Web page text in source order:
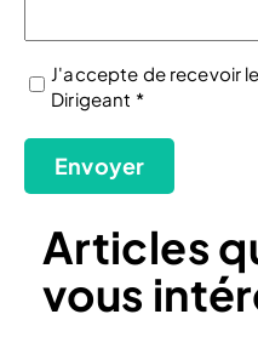
(Nécessaire)
J'accepte de recevoir
Dirigeant *
Envoyer
Articles
vous